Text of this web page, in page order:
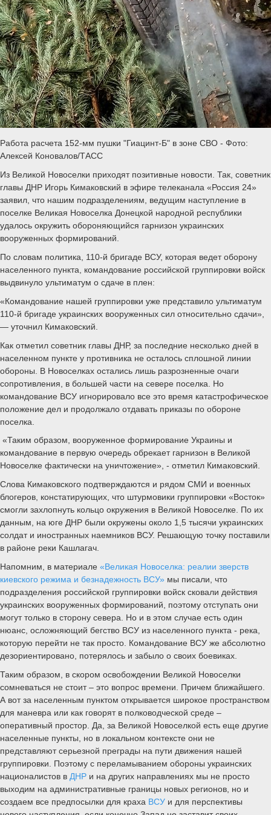
Работа расчета 152-мм пушки "Гиацинт-Б" в зоне СВО - Фото:
Алексей Коновалов/ТАСС
Из Великой Новоселки приходят позитивные новости. Так, советник
главы ДНР Игорь Кимаковский в эфире телеканала «Россия 24»
заявил, что нашим подразделениям, ведущим наступление в
поселке Великая Новоселка Донецкой народной республики
удалось окружить обороняющийся гарнизон украинских
вооруженных формирований.
По словам политика, 110-й бригаде ВСУ, которая ведет оборону
населенного пункта, командование российской группировки войск
выдвинуло ультиматум о сдаче в плен:
«Командование нашей группировки уже представило ультиматум
110-й бригаде украинских вооруженных сил относительно сдачи»,
— уточнил Кимаковский.
Как отметил советник главы ДНР, за последние несколько дней в
населенном пункте у противника не осталось сплошной линии
обороны. В Новоселках остались лишь разрозненные очаги
сопротивления, в большей части на севере поселка. Но
командование ВСУ игнорировало все это время катастрофическое
положение дел и продолжало отдавать приказы по обороне
поселка.
«Таким образом, вооруженное формирование Украины и
командование в первую очередь обрекает гарнизон в Великой
Новоселке фактически на уничтожение», - отметил Кимаковский.
Слова Кимаковского подтверждаются и рядом СМИ и военных
блогеров, констатирующих, что штурмовики группировки «Восток»
смогли захлопнуть кольцо окружения в Великой Новоселке. По их
данным, на юге ДНР были окружены около 1,5 тысячи украинских
солдат и иностранных наемников ВСУ. Решающую точку поставили
в районе реки Кашлагач.
Напомним, в материале «Великая Новоселка: реалии зверств
киевского режима и безнадежность ВСУ» мы писали, что
подразделения российской группировки войск сковали действия
украинских вооруженных формирований, поэтому отступать они
могут только в сторону севера. Но и в этом случае есть один
нюанс, осложняющий бегство ВСУ из населенного пункта - река,
которую перейти не так просто. Командование ВСУ же абсолютно
дезориентировано, потерялось и забыло о своих боевиках.
Таким образом, в скором освобождении Великой Новоселки
сомневаться не стоит – это вопрос времени. Причем ближайшего.
А вот за населенным пунктом открывается широкое пространством
для маневра или как говорят в полководческой среде –
оперативный простор. Да, за Великой Новоселкой есть еще другие
населенные пункты, но в локальном контексте они не
представляют серьезной преграды на пути движения нашей
группировки. Поэтому с переламыванием обороны украинских
националистов в ДНР и на других направлениях мы не просто
выходим на административные границы новых регионов, но и
создаем все предпосылки для краха ВСУ и для перспективы